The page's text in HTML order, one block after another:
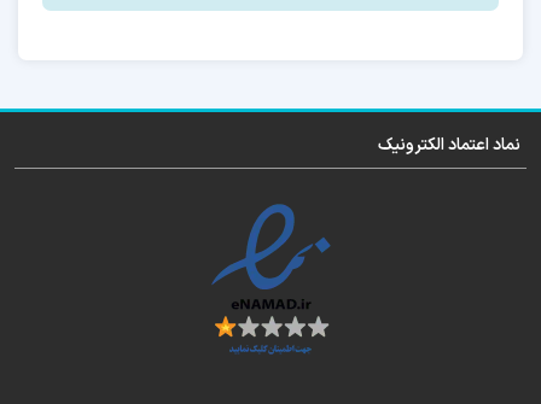
10- فایل حل kg و RMM
جدیدترین فایل آپدیت فریمور هارد ضمیمه آموزش
نماد اعتماد الکترونیک